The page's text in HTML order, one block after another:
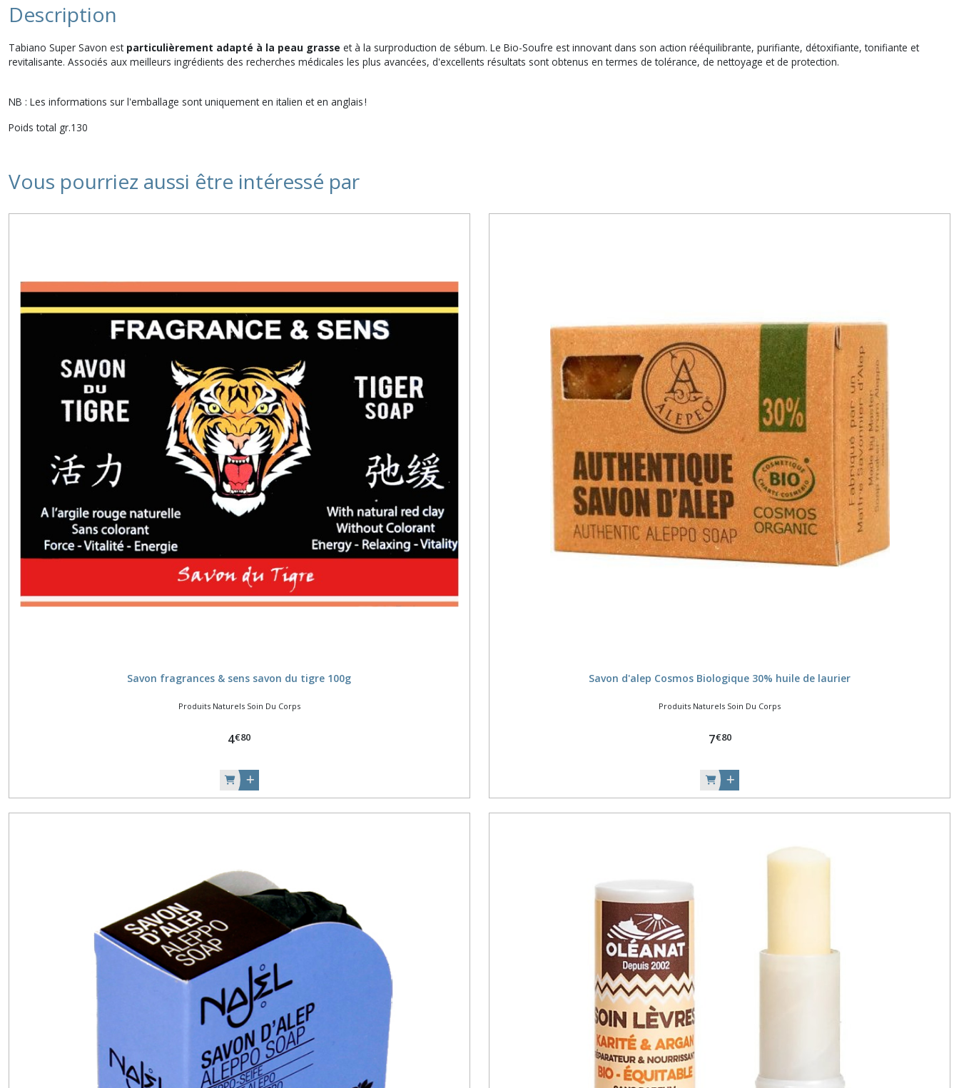
Description
Tabiano Super Savon est particulièrement adapté à la peau grasse et à la surproduction de sébum. Le Bio-Soufre est innovant dans son action rééquilibrante, purifiante, détoxifiante, tonifiante et
revitalisante. Associés aux meilleurs ingrédients des recherches médicales les plus avancées, d'excellents résultats sont obtenus en termes de tolérance, de nettoyage et de protection.
NB : Les informations sur l'emballage sont uniquement en italien et en anglais !
Poids total gr.130
Vous pourriez aussi être intéressé par
Savon fragrances & sens savon du tigre 100g
Produits Naturels Soin Du Corps
4€80
Savon d'alep Cosmos Biologique 30% huile de laurier
Produits Naturels Soin Du Corps
7€80